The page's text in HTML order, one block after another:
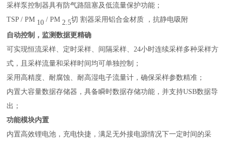
采样泵控制器具有防气路阻塞及低流量保护功能；
TSP / PM 10 / PM 2.5切 割器采用铝合金材质 ，抗静电吸附
自动控制，监测数据更精确
可实现恒流采样、定时采样、间隔采样、24小时连续采样多种采样方
式，且采样流量和采样时间均可单独控制；
采用高精度、耐腐蚀、耐高湿电子流量计，确保采样参数精准；
内置大容量数据存储器，具备瞬时数据存储功能，并支持USB数据导
出；
功能模块内置
内置高效锂电池，充电快捷，满足无外接电源情况下一定时间的采